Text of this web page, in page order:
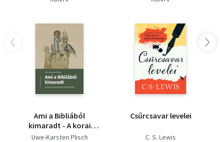
Ami a Bibliából
kimaradt - A korai
keresztyénség apokrif
Uwe-Karsten Plisch
Csűrcsavar levelei
C. S. Lewis